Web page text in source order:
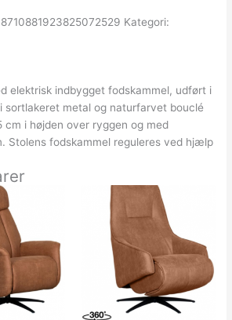
8710881923825072529 Kategori:
elektrisk indbygget fodskammel, udført i
sortlakeret metal og naturfarvet bouclé
cm i højden over ryggen og med
Stolens fodskammel reguleres ved hjælp